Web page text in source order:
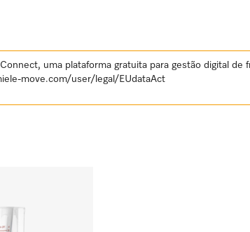
uma plataforma gratuita para gestão digital de
move.com/user/legal/EUdataAct